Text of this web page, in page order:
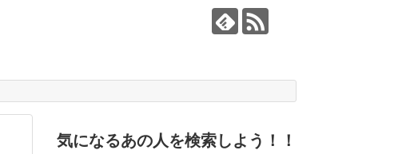
気になるあの人を検索しよう！！